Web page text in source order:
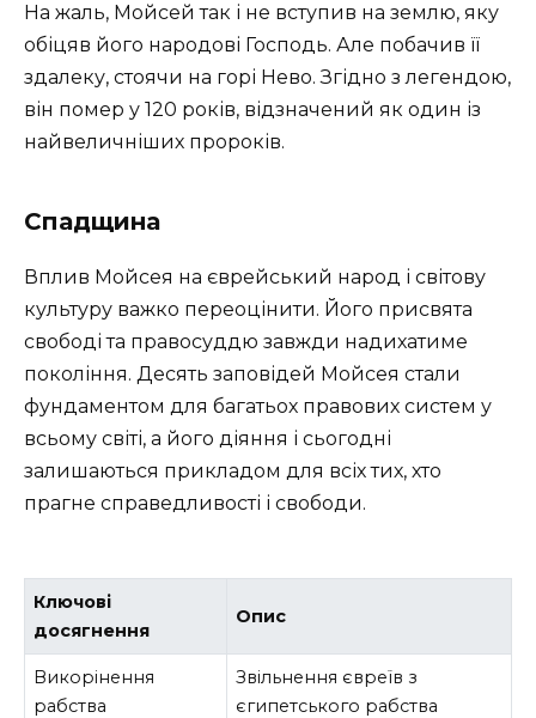
На жаль, Мойсей так і не вступив на землю, яку
обіцяв його народові Господь. Але побачив її
здалеку, стоячи на горі Нево. Згідно з легендою,
він помер у 120 років, відзначений як один із
найвеличніших пророків.
Спадщина
Вплив Мойсея на єврейський народ і світову
культуру важко переоцінити. Його присвята
свободі та правосуддю завжди надихатиме
покоління. Десять заповідей Мойсея стали
фундаментом для багатьох правових систем у
всьому світі, а його діяння і сьогодні
залишаються прикладом для всіх тих, хто
прагне справедливості і свободи.
Ключові
досягнення
Опис
Викорінення
рабства
Звільнення євреїв з
єгипетського рабства